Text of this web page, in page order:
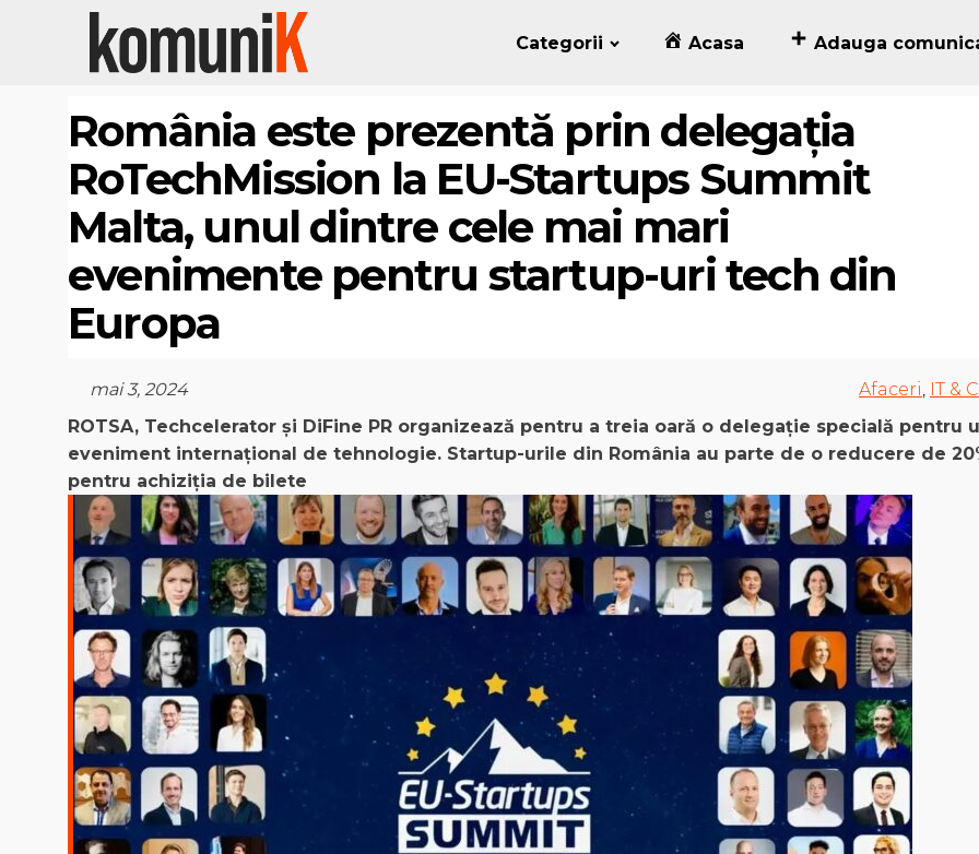
Categorii Acasa Adauga
România este prezentă prin delegația
RoTechMission la EU-Startups Summit
Malta, unul dintre cele mai mari
evenimente pentru startup-uri tech din
Europa
mai 3, 2024 Afaceri, IT & C
ROTSA, Techcelerator și DiFine PR organizează pentru a treia oară o delegație specială pentru
eveniment internațional de tehnologie. Startup-urile din România au parte de o reducere de
pentru achiziția de bilete